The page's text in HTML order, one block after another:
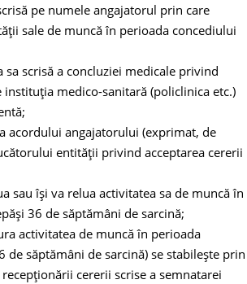
pe numele angajatorul prin care
sale de muncă în perioada concediului
sa scrisă a concluziei medicale privind
medico-sanitară (policlinica etc.)
acordului angajatorului (ex­primat, de
entității privind acceptarea cererii
sau îşi va relua activitatea sa de muncă în
36 de săptămâni de sarcină;
activitatea de muncă în perioada
săptă­mâni de sarcină) se stabileşte prin
cererii scrise a semnatarei